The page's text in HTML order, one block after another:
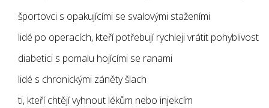
športovci s opakujícími se svalovými staženími
lidé po operacích, kteří potřebují rychleji vrátit pohyblivost
diabetici s pomalu hojícími se ranami
lidé s chronickými záněty šlach
ti, kteří chtějí vyhnout lékům nebo injekcím